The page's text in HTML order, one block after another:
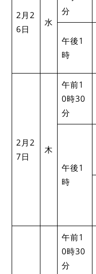
2月2
6日
水
分
午後1
時
2月2
7日
木
午前1
0時30
分
午後1
時
午前1
0時30
分